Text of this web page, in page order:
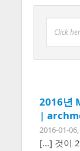
Click
2016년
|
2016-01-06,
[…] 것이